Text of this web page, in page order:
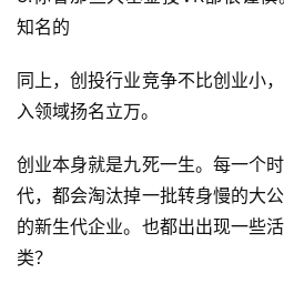
三
金
茶
7
知名的
同上，创投行业竞争不比创业小
入领域扬名立万。
创业本身就是九死一生。每一个
代，都会淘汰掉一批转身慢的大
的新生代企业。也都出出现一些
类？